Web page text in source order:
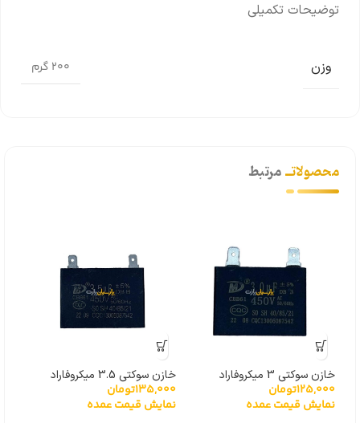
توضیحات تکمیلی
وزن 200 گرم
محصولاتــمرتبط
خازن سوکتی 3 میکروفاراد
125,000تومان
نمایش قیمت عمده
خازن سوکتی 3.5 میکروفاراد
135,000تومان
نمایش قیمت عمده